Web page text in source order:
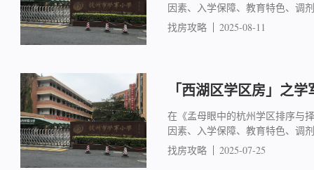
因素、入学保障、教育特色、调
找房攻略
2025-08-11
「西湖区学区房」之
在《孟母眼中的杭州学区排序与
因素、入学保障、教育特色、调
找房攻略
2025-07-25